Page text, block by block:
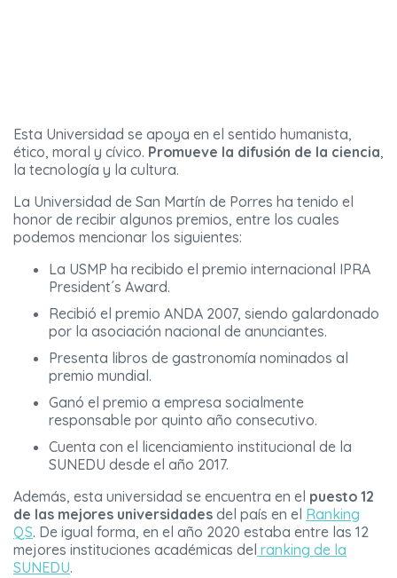
Esta Universidad se apoya en el sentido humanista,
ético, moral y cívico. Promueve la difusión de la ciencia,
la tecnología y la cultura.
La Universidad de San Martín de Porres ha tenido el
honor de recibir algunos premios, entre los cuales
podemos mencionar los siguientes:
La USMP ha recibido el premio internacional IPRA
President´s Award.
Recibió el premio ANDA 2007, siendo galardonado
por la asociación nacional de anunciantes.
Presenta libros de gastronomía nominados al
premio mundial.
Ganó el premio a empresa socialmente
responsable por quinto año consecutivo.
Cuenta con el licenciamiento institucional de la
SUNEDU desde el año 2017.
Además, esta universidad se encuentra en el puesto 12
de las mejores universidades del país en el Ranking
QS. De igual forma, en el año 2020 estaba entre las 12
mejores instituciones académicas del ranking de la
SUNEDU.